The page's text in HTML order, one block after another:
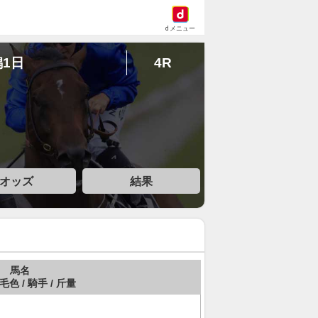
dメニュー
日 4R
オッズ 結果
馬名
色 / 騎手 / 斤量